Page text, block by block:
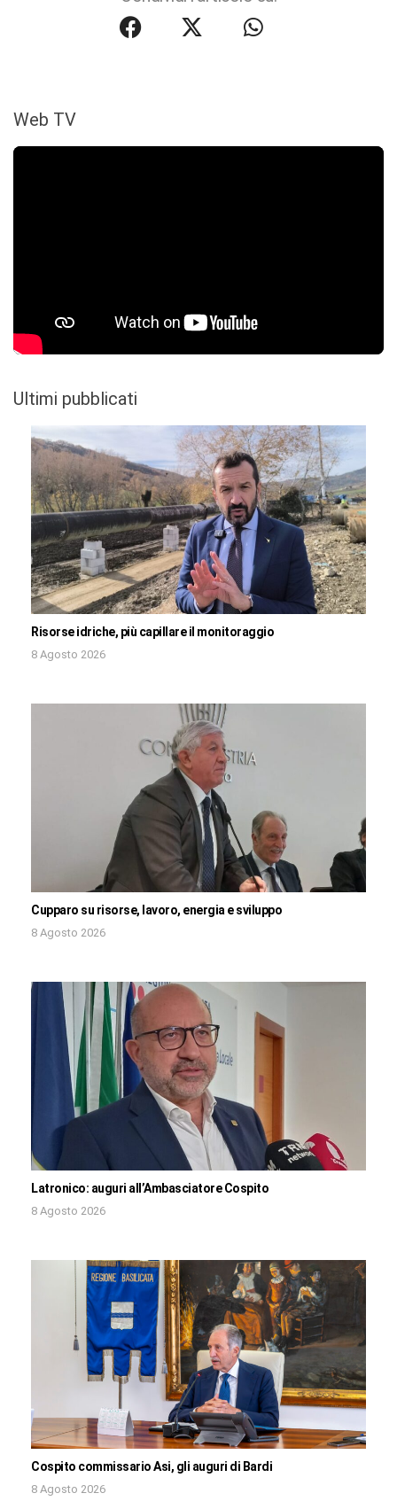
Web TV
Ultimi pubblicati
Risorse idriche, più capillare il monitoraggio
8 Agosto 2026
Cupparo su risorse, lavoro, energia e sviluppo
8 Agosto 2026
Latronico: auguri all’Ambasciatore Cospito
8 Agosto 2026
Cospito commissario Asi, gli auguri di Bardi
8 Agosto 2026